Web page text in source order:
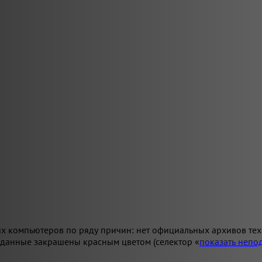
по ряду причин: нет официальных архивов
закрашены красным цветом (селектор «показать